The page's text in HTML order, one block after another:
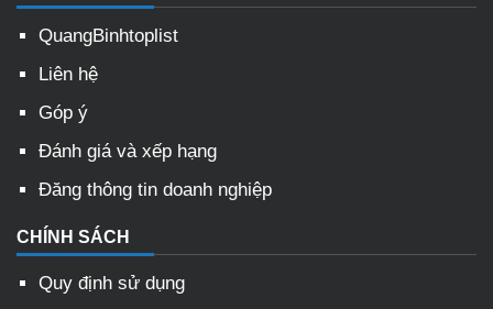
QuangBinhtoplist
Liên hệ
Góp ý
Đánh giá và xếp hạng
Đăng thông tin doanh nghiệp
CHÍNH SÁCH
Quy định sử dụng